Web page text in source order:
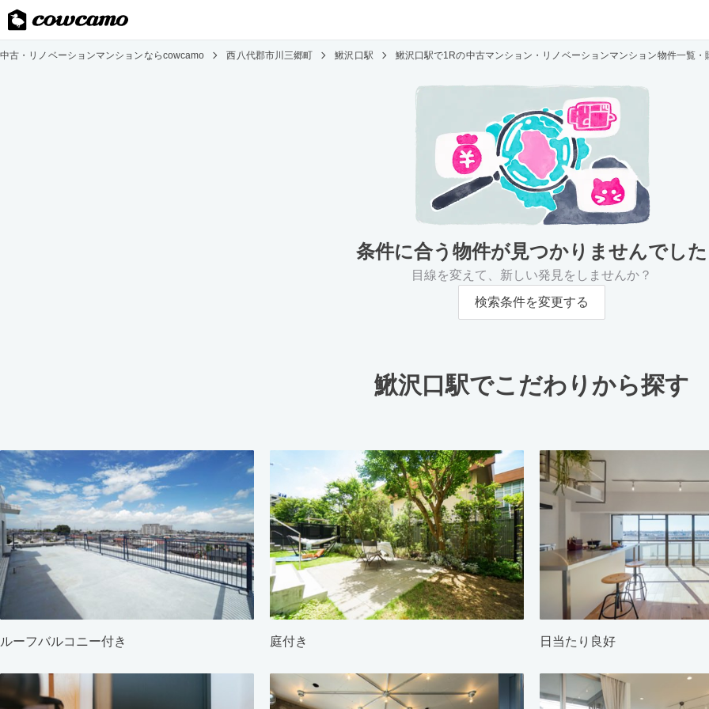
中古・リノベーションマンションならcowcamo 西八代郡市川三郷町 鰍沢口駅 鰍沢口駅で1Rの中古マンション・リノベーションマンション物件一覧・
条件に合う物件が見つかりませんでした
目線を変えて、新しい発見をしませんか？
検索条件を変更する
鰍沢口駅でこだわりから探す
ルーフバルコニー付き 庭付き 日当たり良好